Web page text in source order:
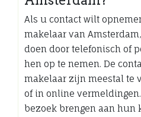
Als u contact wilt
makelaar van
doen door telefonisch of
hen op te nemen. De
makelaar zijn meestal te
of in online
bezoek brengen aan hun